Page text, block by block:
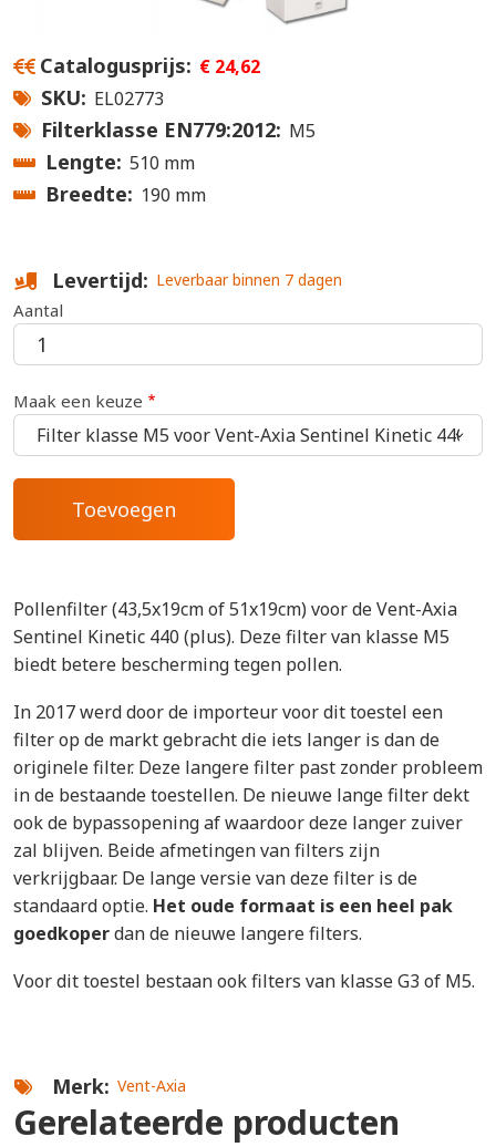
Catalogusprijs € 24,62
SKU EL02773
Filterklasse EN779:2012 M5
Lengte 510 mm
Breedte 190 mm
Levertijd Leverbaar binnen 7 dagen
Aantal
Maak een keuze
Pollenfilter (43,5x19cm of 51x19cm) voor de Vent-Axia
Sentinel Kinetic 440 (plus). Deze filter van klasse M5
biedt betere bescherming tegen pollen.
In 2017 werd door de importeur voor dit toestel een
filter op de markt gebracht die iets langer is dan de
originele filter. Deze langere filter past zonder probleem
in de bestaande toestellen. De nieuwe lange filter dekt
ook de bypassopening af waardoor deze langer zuiver
zal blijven. Beide afmetingen van filters zijn
verkrijgbaar. De lange versie van deze filter is de
standaard optie. Het oude formaat is een heel pak
goedkoperdan de nieuwe langere filters.
Voor dit toestel bestaan ook filters van klasse G3 of M5.
Merk Vent-Axia
Gerelateerde producten